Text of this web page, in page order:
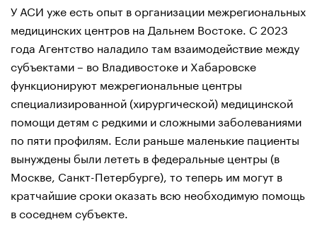
У АСИ уже есть опыт в организации межрегиональных
медицинских центров на Дальнем Востоке. С 2023
года Агентство наладило там взаимодействие между
субъектами – во Владивостоке и Хабаровске
функционируют межрегиональные центры
специализированной (хирургической) медицинской
помощи детям с редкими и сложными заболеваниями
по пяти профилям. Если раньше маленькие пациенты
вынуждены были лететь в федеральные центры (в
Москве, Санкт-Петербурге), то теперь им могут в
кратчайшие сроки оказать всю необходимую помощь
в соседнем субъекте.